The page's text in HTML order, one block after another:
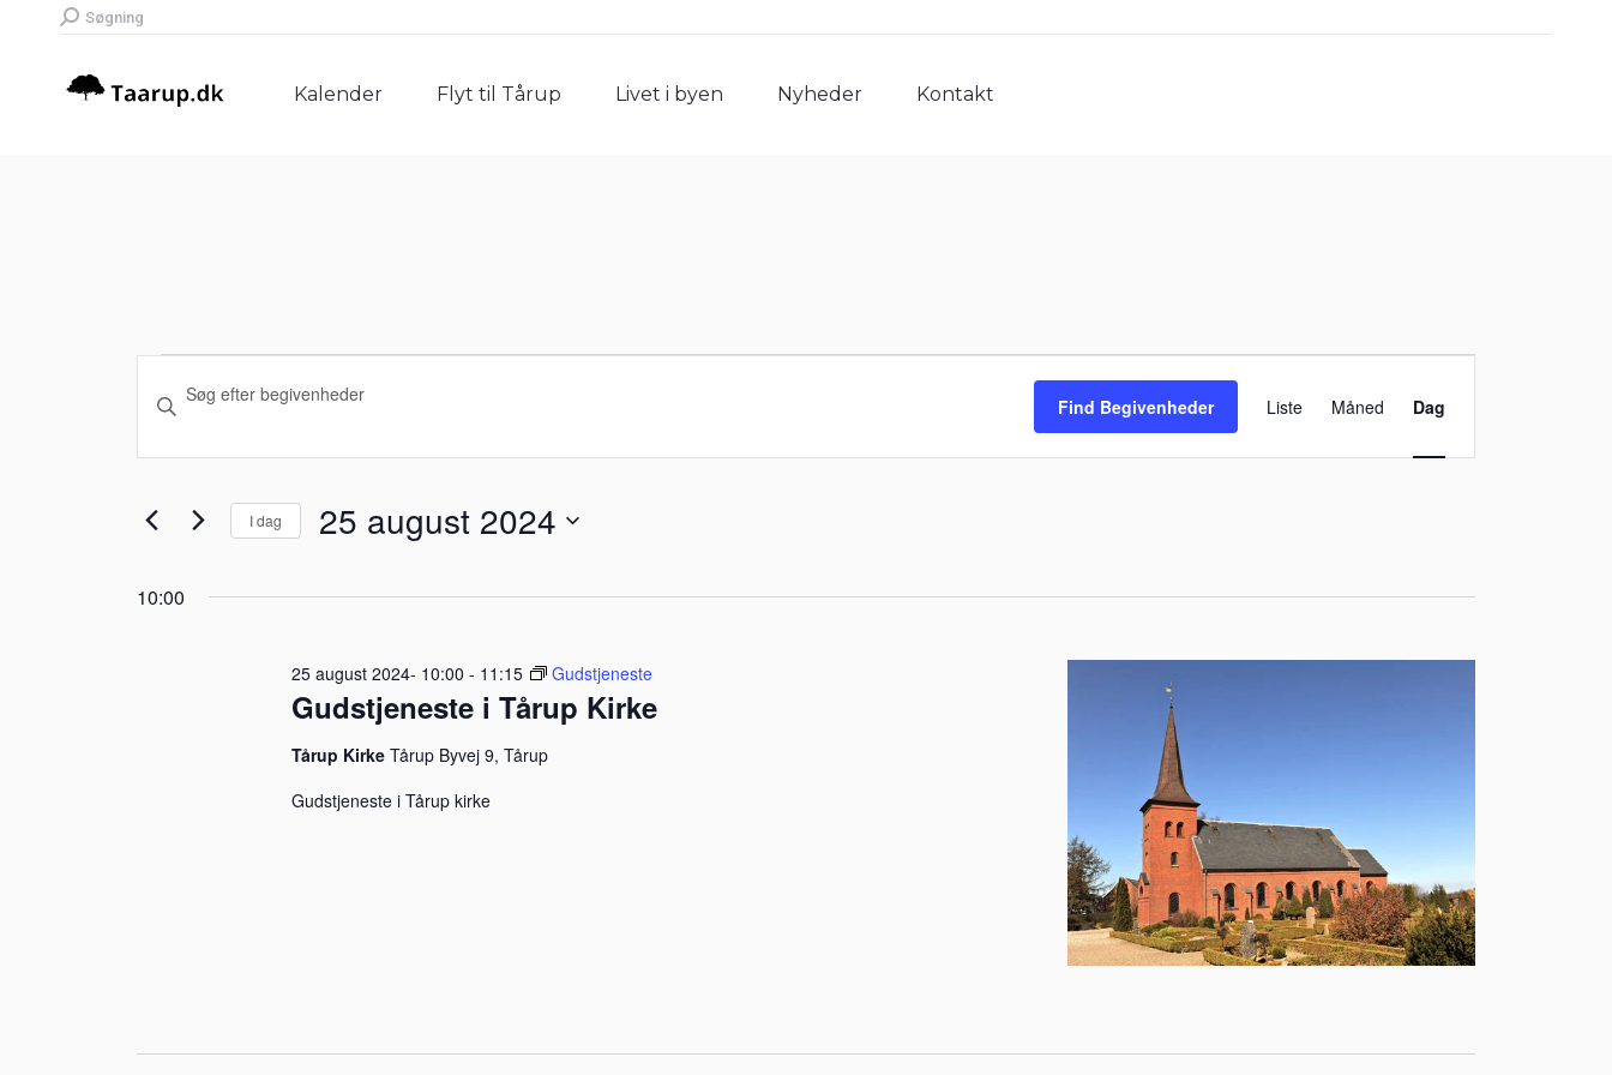
Search:
Søgning
Kalender Flyt til Tårup Livet i byen Nyheder Kontakt
Begivenheder
for
25
august
Begivenheder
visninger
Navigation
nøgleord.
Søg
Begivenheder
nøgleord.
Find Begivenheder
Navigation
Liste Måned Dag
I dag 25 august 2024
dato.
10:00
Gudstjeneste i Tårup Kirke
25 august 2024- 10:00 - 11:15 Gudstjeneste
Tårup KirkeTårup Byvej 9, Tårup
Gudstjeneste i Tårup kirke
Kalender Flyt til Tårup Livet i byen Nyheder Kontakt